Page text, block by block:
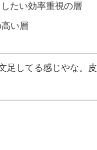
たい効率重視の層
い層
足してる感じやな。皮